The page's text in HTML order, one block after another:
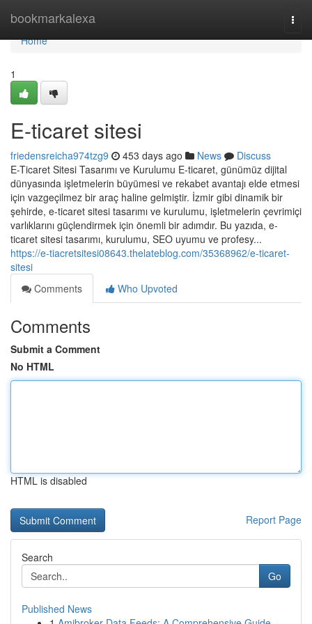
bookmarkalexa
Home
Home
1
E-ticaret sitesi
friedensreicha974tzg9 453 days ago News
Discuss
E-Ticaret Sitesi Tasarımı ve Kurulumu E-ticaret, günümüz dijital
dünyasında işletmelerin büyümesi ve rekabet avantajı elde etmesi
için vazgeçilmez bir araç haline gelmiştir. İzmir gibi dinamik bir
şehirde, e-ticaret sitesi tasarımı ve kurulumu, işletmelerin çevrimiçi
varlıklarını güçlendirmek için önemli bir adımdır. Bu yazıda, e-
ticaret sitesi tasarımı, kurulumu, SEO uyumu ve profesy...
https://e-tiacretsitesi08643.thelateblog.com/35368962/e-ticaret-
sitesi
Comments
Who Upvoted
Comments
Submit a Comment
No HTML
HTML is disabled
Report Page
Search
Go
Published News